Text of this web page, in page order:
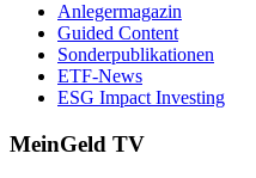
Anlegermagazin
Guided Content
Sonderpublikationen
ETF-News
ESG Impact Investing
MeinGeld TV